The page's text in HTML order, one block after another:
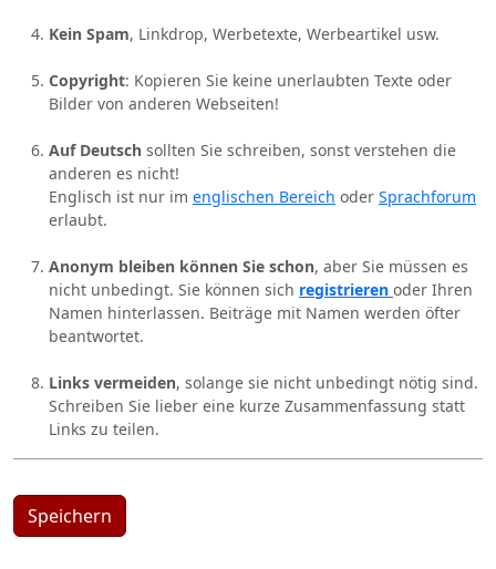
Kein Spam, Linkdrop, Werbetexte, Werbeartikel usw.
Copyright: Kopieren Sie keine unerlaubten Texte oder
Bilder von anderen Webseiten!
Auf Deutsch sollten Sie schreiben, sonst verstehen die
anderen es nicht!
Englisch ist nur im englischen Bereich oder Sprachforum
erlaubt.
Anonym bleiben können Sie schon, aber Sie müssen es
nicht unbedingt. Sie können sich registrieren oder Ihren
Namen hinterlassen. Beiträge mit Namen werden öfter
beantwortet.
Links vermeiden, solange sie nicht unbedingt nötig sind.
Schreiben Sie lieber eine kurze Zusammenfassung statt
Links zu teilen.
Speichern